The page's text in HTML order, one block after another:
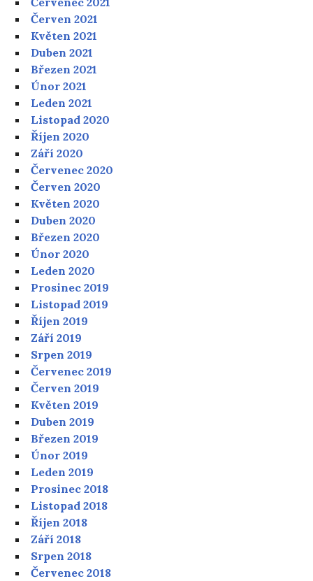
Červen 2021
Květen 2021
Duben 2021
Březen 2021
Únor 2021
Leden 2021
Listopad 2020
Říjen 2020
Září 2020
Červenec 2020
Červen 2020
Květen 2020
Duben 2020
Březen 2020
Únor 2020
Leden 2020
Prosinec 2019
Listopad 2019
Říjen 2019
Září 2019
Srpen 2019
Červenec 2019
Červen 2019
Květen 2019
Duben 2019
Březen 2019
Únor 2019
Leden 2019
Prosinec 2018
Listopad 2018
Říjen 2018
Září 2018
Srpen 2018
Červenec 2018